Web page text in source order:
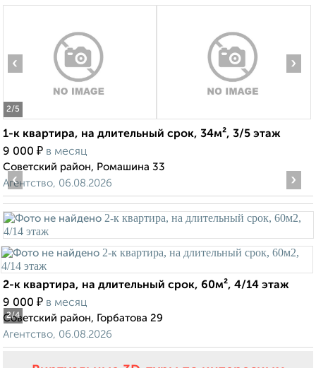
2/5
‹ ›
1-к квартира, на длительный срок, 34м², 3/5 этаж
9 000 ₽ в месяц
Советский район, Ромашина 33
Агентство, 06.08.2026
2/4
‹ ›
2-к квартира, на длительный срок, 60м², 4/14 этаж
9 000 ₽ в месяц
Советский район, Горбатова 29
Агентство, 06.08.2026